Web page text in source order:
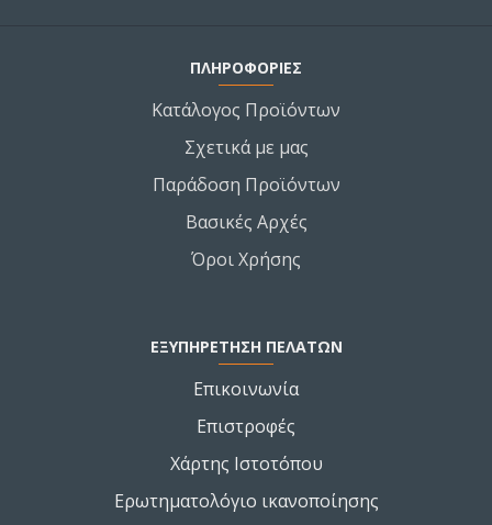
ΠΛΗΡΟΦΟΡΙΕΣ
Κατάλογος Προϊόντων
Σχετικά με μας
Παράδοση Προϊόντων
Βασικές Αρχές
Όροι Χρήσης
ΕΞΥΠΗΡΕΤΗΣΗ ΠΕΛΑΤΩΝ
Επικοινωνία
Επιστροφές
Χάρτης Ιστοτόπου
Ερωτηματολόγιο ικανοποίησης